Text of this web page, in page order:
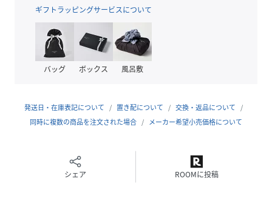
性別タイプ
原産国 日本
サイズ 44
02520010000-7U-3H QX3758)
ギフトラッピングサービスについて
バッグ ボックス 風呂敷
発送日・在庫表記について 置き配について
交換・返品について
同時に複数の商品を注文された場合
メーカー希望小売価格について
シェア ROOMに投稿